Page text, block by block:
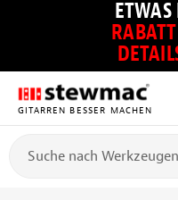
GITARREN BESSER MACHEN